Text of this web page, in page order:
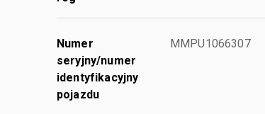
Numer
seryjny/numer
identyfikacyjny
pojazdu
MMPU1066307